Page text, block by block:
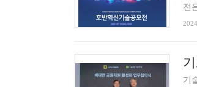
전
기